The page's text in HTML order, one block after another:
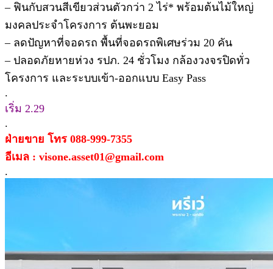
– ฟินกับสวนสีเขียวส่วนตัวกว่า 2 ไร่* พร้อมต้นไม้ใหญ่
มงคลประจำโครงการ ต้นพะยอม
– ลดปัญหาที่จอดรถ พื้นที่จอดรถพิเศษร่วม 20 คัน
– ปลอดภัยหายห่วง รปภ. 24 ชั่วโมง กล้องวงจรปิดทั่ว
โครงการ และระบบเข้า-ออกแบบ Easy Pass
.
เริ่ม 2.29
.
ฝ่ายขาย โทร 088-999-7355
อีเมล : visone.asset01@gmail.com
.